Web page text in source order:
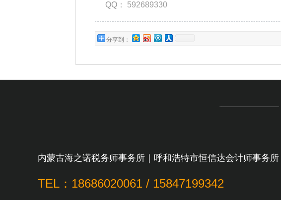
QQ： 592689330
分享到：
内蒙古海之诺税务师事务所｜呼和浩特市恒信达会计师事务所
TEL：18686020061 / 15847199342